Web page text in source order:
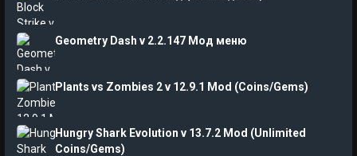
Geometry Dash v 2.2.147 Мод меню
Plants vs Zombies 2 v 12.9.1 Mod (Coins/Gems)
Hungry Shark Evolution v 13.7.2 Mod (Unlimited
Coins/Gems)